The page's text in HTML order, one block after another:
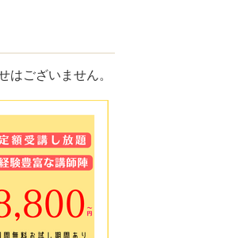
はございません。